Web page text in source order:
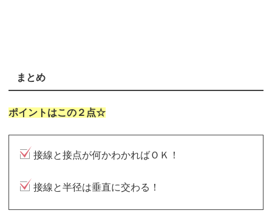
まとめ
ポイントはこの２点☆
接線と接点が何かわかればＯＫ！
接線と半径は垂直に交わる！